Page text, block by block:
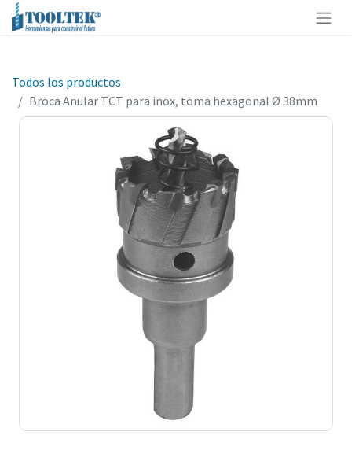
Todos los productos
Broca Anular TCT para inox, toma hexagonal Ø 38mm